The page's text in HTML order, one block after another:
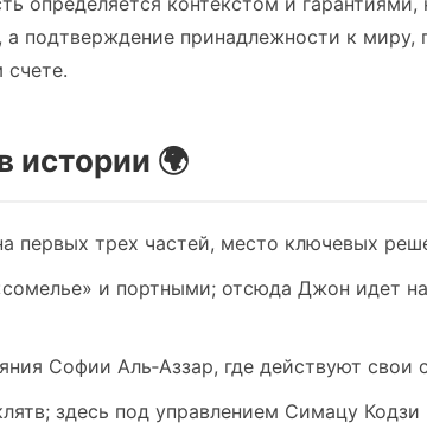
подтверждение принадлежности к миру,
истории 🌍
первых трех частей, место ключевых
и портными; отсюда Джон идет на
Софии Аль‑Аззар, где действуют свои
здесь под управлением Симацу